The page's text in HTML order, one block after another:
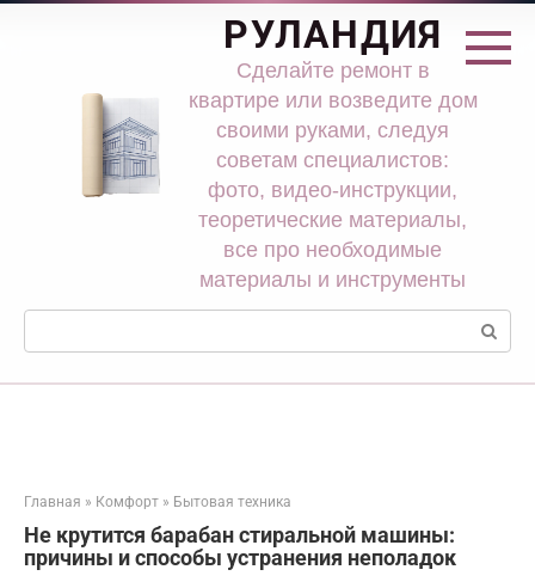
Перейти
РУЛАНДИЯ
Сделайте ремонт в
квартире или возведите дом
своими руками, следуя
советам специалистов:
фото, видео-инструкции,
теоретические материалы,
все про необходимые
материалы и инструменты
Поиск:
Главная » Комфорт » Бытовая техника
Не крутится барабан стиральной машины:
причины и способы устранения неполадок